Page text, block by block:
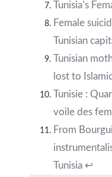
Tunisia’s
Female
Tunisian
Tunisian
lost to
Tunisie :
voile des
From
Tunisia ↩︎